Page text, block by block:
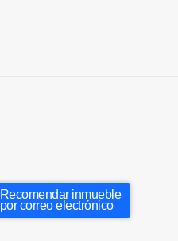
Recomendar inmueble
por correo electrónico